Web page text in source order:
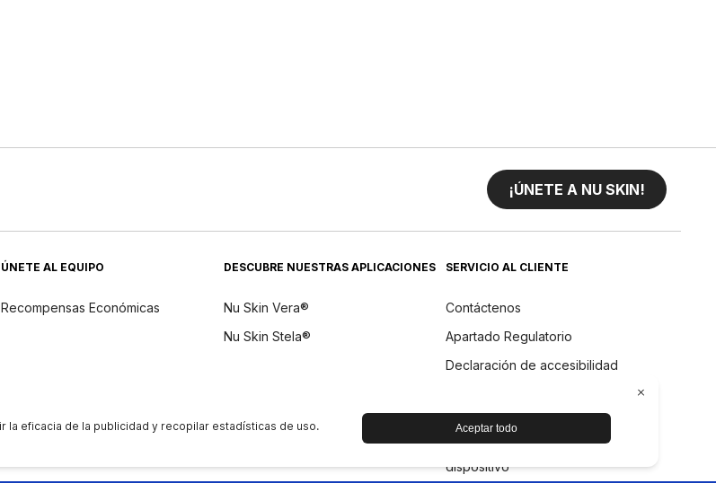
¡ÚNETE A NU SKIN!
ÚNETE AL EQUIPO
Recompensas Económicas
DESCUBRE NUESTRAS APLICACIONES
Nu Skin Vera®
Nu Skin Stela®
SERVICIO AL CLIENTE
Contáctenos
Apartado Regulatorio
Declaración de accesibilidad
Politica de Reembolso
Cuidado y mantenimiento del
dispositivo